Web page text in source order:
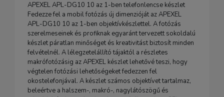
APEXEL APL-DG10 10 az 1-ben telefonlencse készlet
Fedezze fel a mobil fotózás új dimenzióját az APEXEL
APL-DG10 10 az 1-ben objektívkészlettel. A fotózás
szerelmeseinek és profiknak egyaránt tervezett sokoldalú
készlet páratlan minőséget és kreativitást biztosít minden
felvételnél. A lélegzetelállító tájaktól a részletes
makrófotózásig az APEXEL készlet lehetővé teszi, hogy
végtelen fotózási lehetőségeket fedezzen fel
okostelefonjával. A készlet számos objektívet tartalmaz,
beleértve a halszem-, makró-, nagylátószögű és